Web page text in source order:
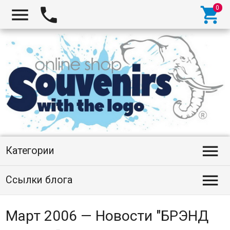
  
Категории 
Ссылки блога 
Март 2006 — Новости "БРЭНД